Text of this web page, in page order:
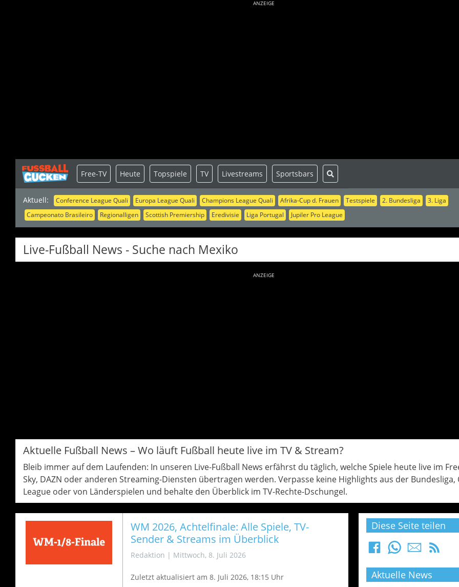
ANZEIGE
Aktuell: Conference League Quali Europa League Quali Champions League Quali Afrika-Cup d. Frauen Testspiele 2. Bundesliga
3. Liga
Campeonato Brasileiro
Regionalligen Scottish Premiership Eredivisie Liga Portugal Jupiler Pro League
Free-TV Heute Topspiele TV Livestreams Sportsbars
Live-Fußball News - Suche nach Mexiko
ANZEIGE
Aktuelle Fußball News – Wo läuft Fußball heute live im TV & Stream?
Bleib immer auf dem Laufenden: In unseren Live-Fußball News erfährst du täglich, welche Spiele heute live im
Sky, DAZN oder anderen Streaming-Diensten übertragen werden. Verpasse keine Highlights aus der Bundesliga,
League oder von Länderspielen und behalte den Überblick im TV-Rechte-Dschungel.
WM 2026, Achtelfinale: Alle Spiele, TV-
Sender & Streams im Überblick
Redaktion | Mittwoch, 8. Juli 2026
Zuletzt aktualisiert am 8. Juli 2026, 18:15 Uhr
Diese Seite teilen
Aktuelle News